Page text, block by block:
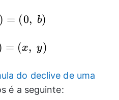
) = (0, b)
= (x, y)
do declive de uma
é a seguinte: